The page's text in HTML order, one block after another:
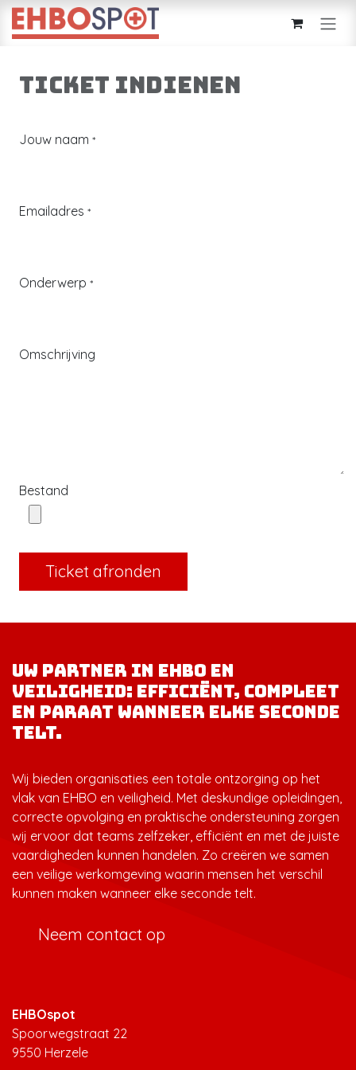
Overslaan naar inhoud
Ticket indienen
Jouw naam *
Emailadres *
Onderwerp *
Omschrijving
Bestand
Ticket afronden
Uw partner in EHBO en
veiligheid: efficiënt, compleet
en paraat wanneer elke seconde
telt.
Wij bieden organisaties een totale ontzorging op het
vlak van EHBO en veiligheid. Met deskundige opleidingen,
correcte opvolging en praktische ondersteuning zorgen
wij ervoor dat teams zelfzeker, efficiënt en met de juiste
vaardigheden kunnen handelen. Zo creëren we samen
een veilige werkomgeving waarin mensen het verschil
kunnen maken wanneer elke seconde telt.
Neem contact op
EHBOspot
Spoorwegstraat 22
9550 Herzele